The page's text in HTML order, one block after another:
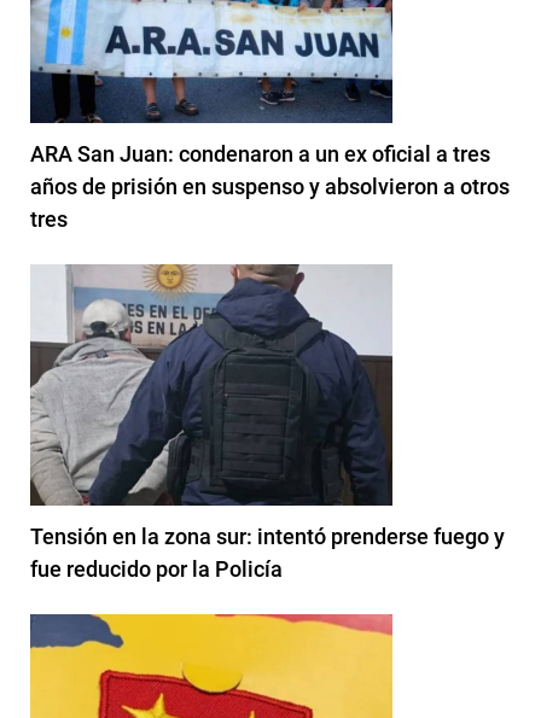
ARA San Juan: condenaron a un ex oficial a tres
años de prisión en suspenso y absolvieron a otros
tres
Tensión en la zona sur: intentó prenderse fuego y
fue reducido por la Policía